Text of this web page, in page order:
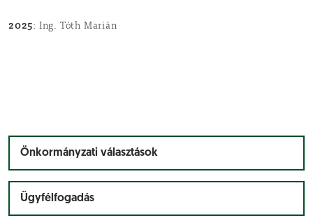
2025: Ing. Tóth Marián
Önkormányzati választások
Ügyfélfogadás